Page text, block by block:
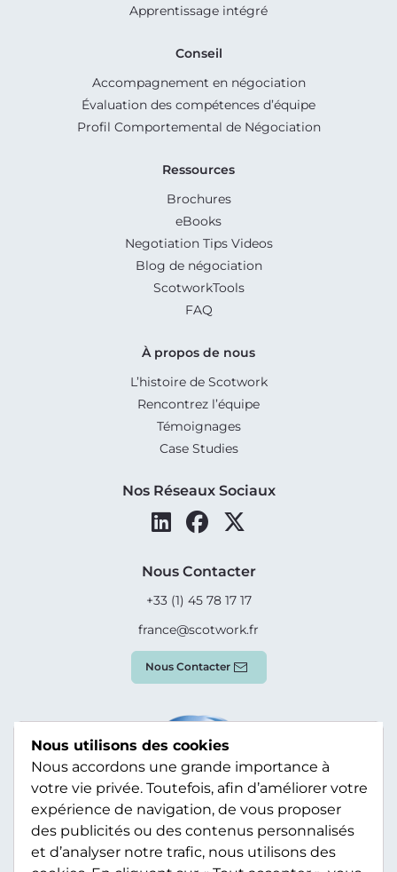
Apprentissage intégré
Conseil
Accompagnement en négociation
Évaluation des compétences d’équipe
Profil Comportemental de Négociation
Ressources
Brochures
eBooks
Negotiation Tips Videos
Blog de négociation
ScotworkTools
FAQ
À propos de nous
L’histoire de Scotwork
Rencontrez l’équipe
Témoignages
Case Studies
Nos Réseaux Sociaux
Nous Contacter
+33 (1) 45 78 17 17
france@scotwork.fr
Nous Contacter
Nous utilisons des cookies
Nous accordons une grande importance à
votre vie privée. Toutefois, afin d’améliorer votre
expérience de navigation, de vous proposer
des publicités ou des contenus personnalisés
et d’analyser notre trafic, nous utilisons des